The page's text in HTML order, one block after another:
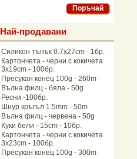
Най-продавани
Силикон тънък 0.7x27cm - 1бр.
Картончета - черни с кокичета
3x19cm - 100бр.
Пресукан конец 100g - 260m
Вълна филц - бяла - 50g
Ресни -100бр.
Шнур кръгъл 1.5mm - 50m
Вълна филц - червена - 50g
Куки бели - 15cm - 10бр.
Картончета - черни с кокичета
3x23cm - 100бр.
Пресукан конец 100g - 300m